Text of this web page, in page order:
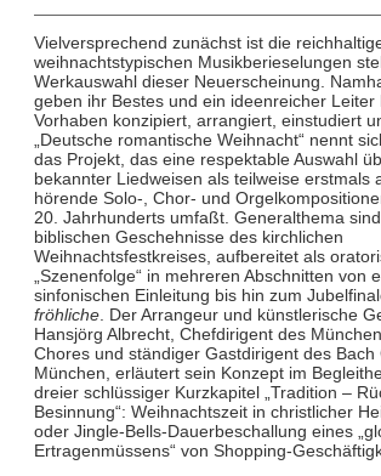
Vielversprechend zunächst ist die
weihnachtstypischen Musikberieselungen
Werkauswahl dieser Neuerscheinung.
geben ihr Bestes und ein ideenreicher Leiter
Vorhaben konzipiert, arrangiert, einstudiert
„Deutsche romantische Weihnacht“ nennt
das Projekt, das eine respektable Auswahl
bekannter Liedweisen als teilweise erstmals
hörende Solo-, Chor- und
20. Jahrhunderts umfaßt. Generalthema
biblischen Geschehnisse des kirchlichen
Weihnachtsfestkreises, aufbereitet als
„Szenenfolge“ in mehreren Abschnitten von
sinfonischen Einleitung bis hin zum
fröhliche. Der Arrangeur und künstlerische
Hansjörg Albrecht, Chefdirigent des
Chores und ständiger Gastdirigent des Bach
München, erläutert sein Konzept im
dreier schlüssiger Kurzkapitel „Tradition –
Besinnung“: Weihnachtszeit in christlicher
oder Jingle-Bells-Dauerbeschallung eines
Ertragenmüssens“ von Shopping-